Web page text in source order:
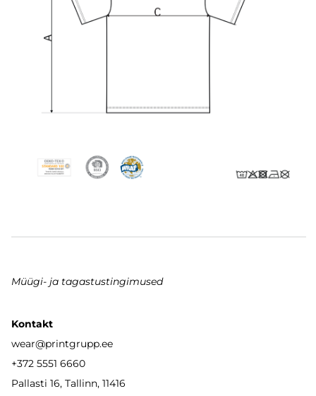
Müügi- ja tagastustingimused
Kontakt
wear@printgrupp.ee
+372 5551 6660
Pallasti 16, Tallinn, 11416